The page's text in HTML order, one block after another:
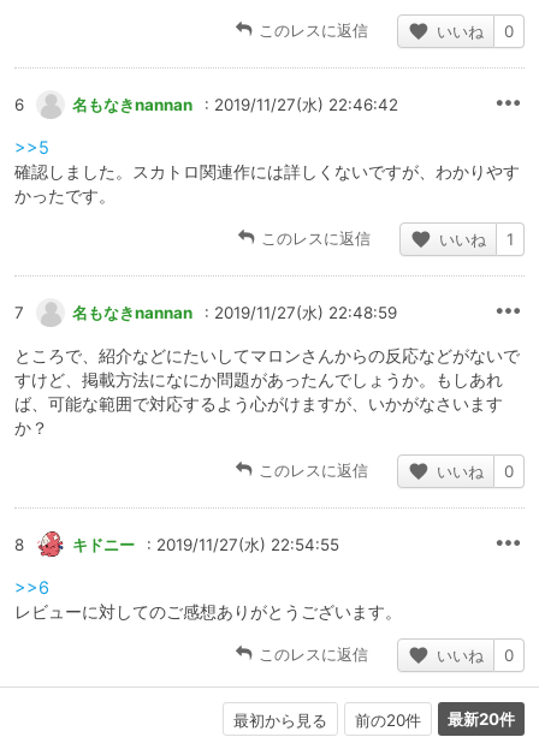
このレスに返信 いいね 0
6 名もなきnannan : 2019/11/27(水) 22:46:42
>>5
確認しました。スカトロ関連作には詳しくないですが、わかりやす
かったです。
このレスに返信 いいね 1
7 名もなきnannan : 2019/11/27(水) 22:48:59
ところで、紹介などにたいしてマロンさんからの反応などがないで
すけど、掲載方法になにか問題があったんでしょうか。もしあれ
ば、可能な範囲で対応するよう心がけますが、いかがなさいます
か？
このレスに返信 いいね 0
8 キドニー : 2019/11/27(水) 22:54:55
>>6
レビューに対してのご感想ありがとうございます。
このレスに返信 いいね 0
最初から見る 前の20件 最新20件